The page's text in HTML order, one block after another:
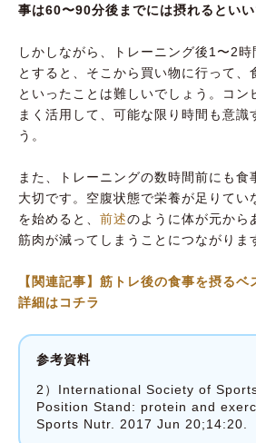
事は60〜90分後までには摂れるといい
しかしながら、トレーニング後1〜2時
とすると、そこから買い物に行って
といったことは難しいでしょう。コン
まく活用して、可能な限り時間も意識
う。
また、トレーニングの数時間前にも食
大切です。空腹状態で栄養が足りてい
を始めると、 前述のように体が元から
筋肉が減ってしまうことにつながりま
【関連記事】筋トレ後の食事を摂るベ
詳細はコチラ
参考資料
2）International Society of
Position Stand: protein and
Sports Nutr. 2017 Jun 20;14:20.